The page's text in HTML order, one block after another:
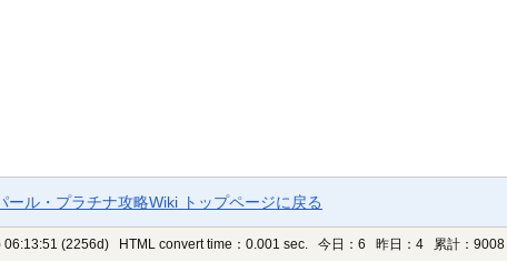
ール・プラチナ攻略Wiki トップページに戻る
06:13:51 (2256d) HTML convert time：0.001 sec. 今日：6 昨日：4 累計：9008